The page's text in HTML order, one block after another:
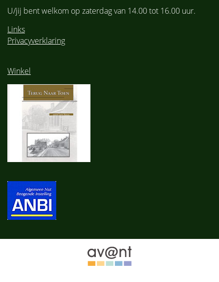
U/jij bent welkom op zaterdag van 14.00 tot 16.00 uur.
Links
Privacyverklaring
Winkel